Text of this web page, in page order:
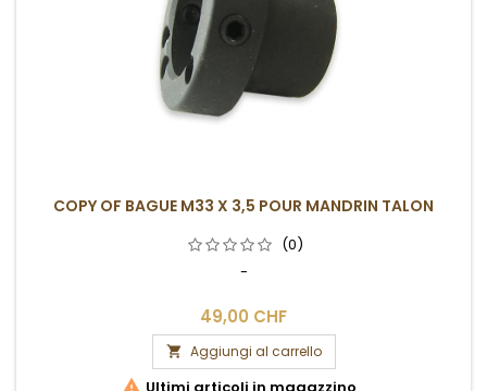
COPY OF BAGUE M33 X 3,5 POUR MANDRIN TALON
(0)
-
49,00 CHF
 Aggiungi al carrello
